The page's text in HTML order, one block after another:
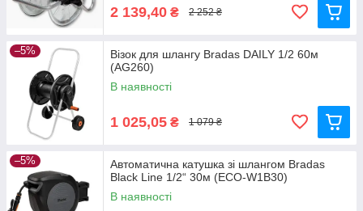
2 139,40 ₴ 2 252 ₴
–5%
Візок для шлангу Bradas DAILY 1/2 60м
(AG260)
В наявності
1 025,05 ₴ 1 079 ₴
–5%
Автоматична катушка зі шлангом Bradas
Black Line 1/2“ 30м (ECO-W1B30)
В наявності